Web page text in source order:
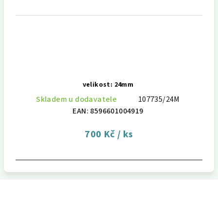
velikost: 24mm
Skladem u dodavatele
107735/24M
EAN: 8596601004919
700 Kč/ ks